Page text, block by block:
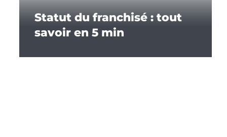
Statut du franchisé : tout
savoir en 5 min